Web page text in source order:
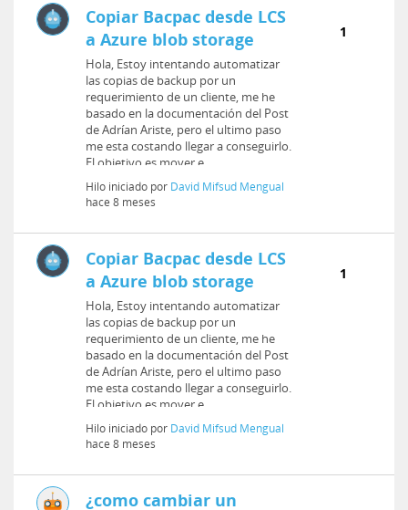
Copiar Bacpac desde LCS
a Azure blob storage
Hola, Estoy intentando automatizar
las copias de backup por un
requerimiento de un cliente, me he
basado en la documentación del Post
de Adrían Ariste, pero el ultimo paso
me esta costando llegar a conseguirlo.
El objetivo es mover e...
Hilo iniciado por David Mifsud Mengual
hace 8 meses
1
Copiar Bacpac desde LCS
a Azure blob storage
Hola, Estoy intentando automatizar
las copias de backup por un
requerimiento de un cliente, me he
basado en la documentación del Post
de Adrían Ariste, pero el ultimo paso
me esta costando llegar a conseguirlo.
El objetivo es mover e...
Hilo iniciado por David Mifsud Mengual
hace 8 meses
1
¿como cambiar un